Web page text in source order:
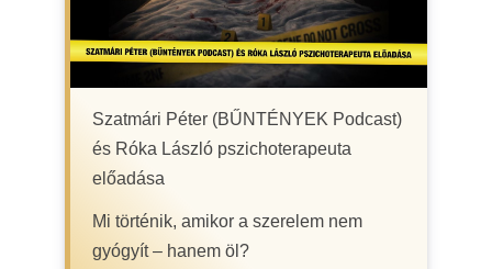
Szatmári Péter (BŰNTÉNYEK Podcast)
és Róka László pszichoterapeuta
előadása
Mi történik, amikor a szerelem nem
gyógyít – hanem öl?